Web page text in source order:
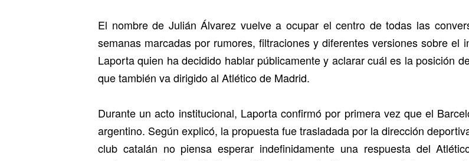
El nombre de Julián Álvarez vuelve a ocupar el centro de todas las
semanas marcadas por rumores, filtraciones y diferentes versiones sobre
Laporta quien ha decidido hablar públicamente y aclarar cuál es la posición
que también va dirigido al Atlético de Madrid.
Durante un acto institucional, Laporta confirmó por primera vez que el
argentino. Según explicó, la propuesta fue trasladada por la dirección
club catalán no piensa esperar indefinidamente una respuesta del